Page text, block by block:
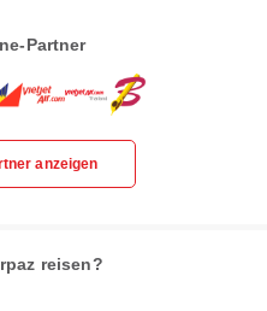
Partner
anzeigen
reisen?